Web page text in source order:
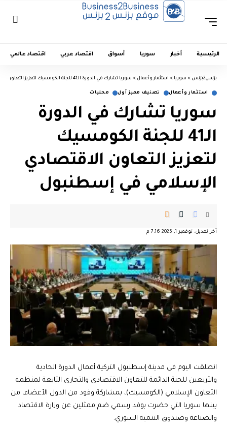
الرئيسية أخبار سوريا أسواق اقتصاد عربي اقتصاد عالمي
بزنس2بزنس > سوريا > استثمار وأعمال > سوريا تشارك في الدورة الـ41 للجنة الكومسيك لتعزيز التعاون الاقتصادي الإسلامي في إسطنبول
استثمار وأعمال تصنيف مميز أول محليات
سوريا تشارك في الدورة
الـ41 للجنة الكومسيك
لتعزيز التعاون الاقتصادي
الإسلامي في إسطنبول
آخر تعديل: نوفمبر 1, 2025 7:16 م
انطلقت اليوم في مدينة إسطنبول التركية أعمال الدورة الحادية
والأربعين للجنة الدائمة للتعاون الاقتصادي والتجاري التابعة لمنظمة
التعاون الإسلامي (الكومسيك)، بمشاركة وفود من الدول الأعضاء، من
بينها سوريا التي حضرت بوفد رسمي ضم ممثلين عن وزارة الاقتصاد
والصناعة وصندوق التنمية السوري.